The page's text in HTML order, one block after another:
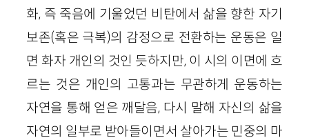
화, 즉 죽음에 기울었던 비탄에서 삶을 향한 자기
보존(혹은 극복)의 감정으로 전환하는 운동은 일
면 화자 개인의 것인 듯하지만, 이 시의 이면에 흐
르는 것은 개인의 고통과는 무관하게 운동하는
자연을 통해 얻은 깨달음, 다시 말해 자신의 삶을
자연의 일부로 받아들이면서 살아가는 민중의 마